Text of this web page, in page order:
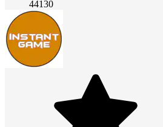
44130